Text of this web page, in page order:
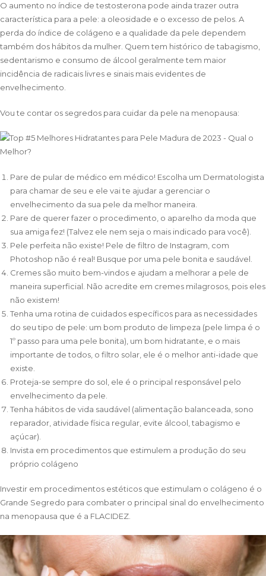
O aumento no índice de testosterona pode ainda trazer outra
característica para a pele: a oleosidade e o excesso de pelos. A
perda do índice de colágeno e a qualidade da pele dependem
também dos hábitos da mulher. Quem tem histórico de tabagismo,
sedentarismo e consumo de álcool geralmente tem maior
incidência de radicais livres e sinais mais evidentes de
envelhecimento.
Vou te contar os segredos para cuidar da pele na menopausa:
Pare de pular de médico em médico! Escolha um Dermatologista
para chamar de seu e ele vai te ajudar a gerenciar o
envelhecimento da sua pele da melhor maneira.
Pare de querer fazer o procedimento, o aparelho da moda que
sua amiga fez! (Talvez ele nem seja o mais indicado para você).
Pele perfeita não existe! Pele de filtro de Instagram, com
Photoshop não é real! Busque por uma pele bonita e saudável.
Cremes são muito bem-vindos e ajudam a melhorar a pele de
maneira superficial. Não acredite em cremes milagrosos, pois eles
não existem!
Tenha uma rotina de cuidados específicos para as necessidades
do seu tipo de pele: um bom produto de limpeza (pele limpa é o
1º passo para uma pele bonita), um bom hidratante, e o mais
importante de todos, o filtro solar, ele é o melhor anti-idade que
existe.
Proteja-se sempre do sol, ele é o principal responsável pelo
envelhecimento da pele.
Tenha hábitos de vida saudável (alimentação balanceada, sono
reparador, atividade física regular, evite álcool, tabagismo e
açúcar).
Invista em procedimentos que estimulem a produção do seu
próprio colágeno
Investir em procedimentos estéticos que estimulam o colágeno é o
Grande Segredo para combater o principal sinal do envelhecimento
na menopausa que é a FLACIDEZ.